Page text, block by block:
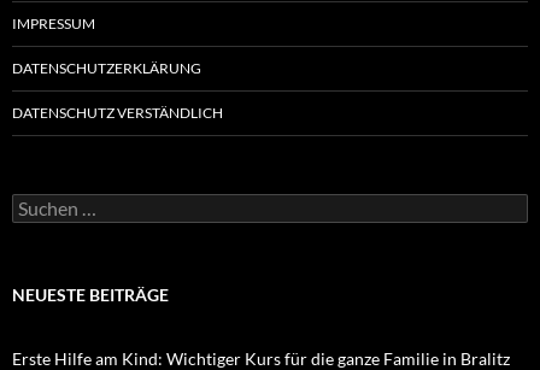
IMPRESSUM
DATENSCHUTZERKLÄRUNG
DATENSCHUTZ VERSTÄNDLICH
Suchen
nach:
NEUESTE BEITRÄGE
Erste Hilfe am Kind: Wichtiger Kurs für die ganze Familie in Bralitz